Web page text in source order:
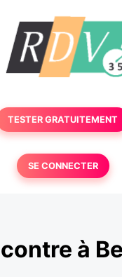
TESTER GRATUITEMENT
SE CONNECTER
à